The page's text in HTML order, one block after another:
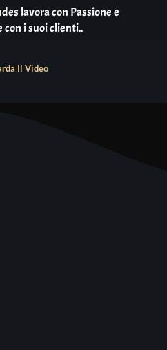
lavora con Passione e
con i suoi clienti..
Il Video